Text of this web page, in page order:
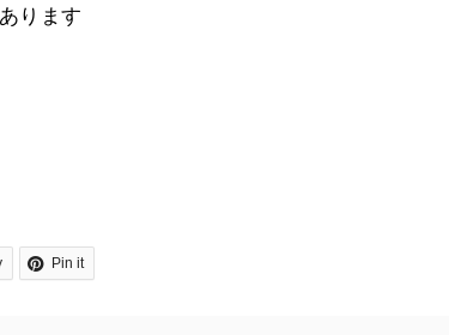
ります
Pin it